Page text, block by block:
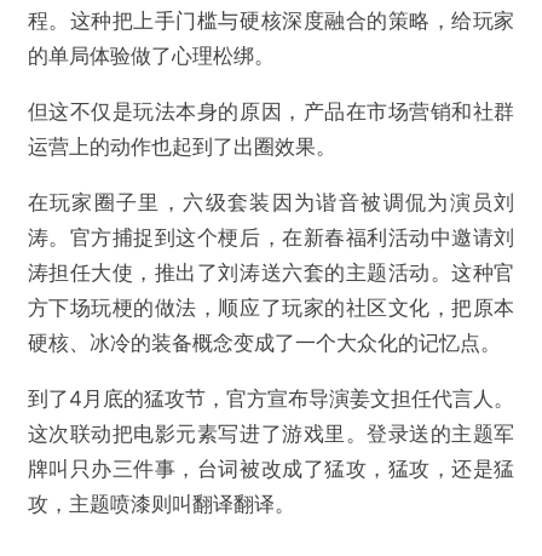
程。这种把上手门槛与硬核深度融合的策略，给玩家
的单局体验做了心理松绑。
但这不仅是玩法本身的原因，产品在市场营销和社群
运营上的动作也起到了出圈效果。
在玩家圈子里，六级套装因为谐音被调侃为演员刘
涛。官方捕捉到这个梗后，在新春福利活动中邀请刘
涛担任大使，推出了刘涛送六套的主题活动。这种官
方下场玩梗的做法，顺应了玩家的社区文化，把原本
硬核、冰冷的装备概念变成了一个大众化的记忆点。
到了4月底的猛攻节，官方宣布导演姜文担任代言人。
这次联动把电影元素写进了游戏里。登录送的主题军
牌叫只办三件事，台词被改成了猛攻，猛攻，还是猛
攻，主题喷漆则叫翻译翻译。